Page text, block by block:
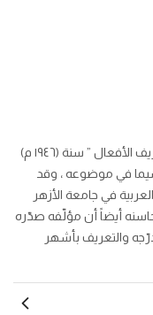
منذ أن أتم العلامة : عبدالحميد عنتر كتابه ” تصريف الأفعال ” سنة (١٩٤٦ م)
سيما في موضوعه ، وقد
في جامعة الأزهر
أيضاً أن مؤلّفه صدّره
والتعريف بأشهر